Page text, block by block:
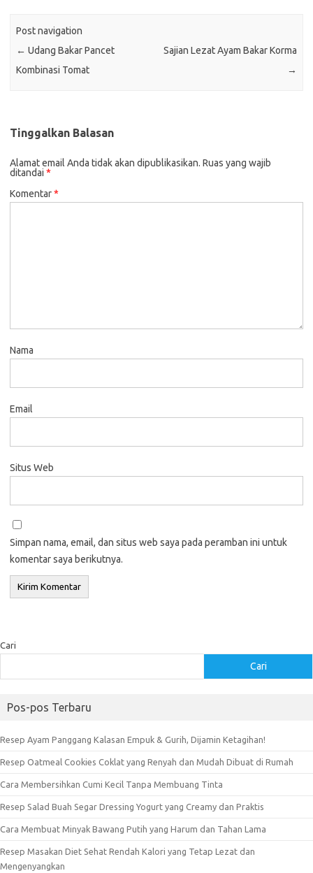
Post navigation
← Udang Bakar Pancet
Kombinasi Tomat
Sajian Lezat Ayam Bakar Korma
→
Tinggalkan Balasan
Alamat email Anda tidak akan dipublikasikan. Ruas yang wajib
ditandai *
Komentar*
Nama
Email
Situs Web
Simpan nama, email, dan situs web saya pada peramban ini untuk
komentar saya berikutnya.
Cari
Cari
Pos-pos Terbaru
Resep Ayam Panggang Kalasan Empuk & Gurih, Dijamin Ketagihan!
Resep Oatmeal Cookies Coklat yang Renyah dan Mudah Dibuat di Rumah
Cara Membersihkan Cumi Kecil Tanpa Membuang Tinta
Resep Salad Buah Segar Dressing Yogurt yang Creamy dan Praktis
Cara Membuat Minyak Bawang Putih yang Harum dan Tahan Lama
Resep Masakan Diet Sehat Rendah Kalori yang Tetap Lezat dan
Mengenyangkan